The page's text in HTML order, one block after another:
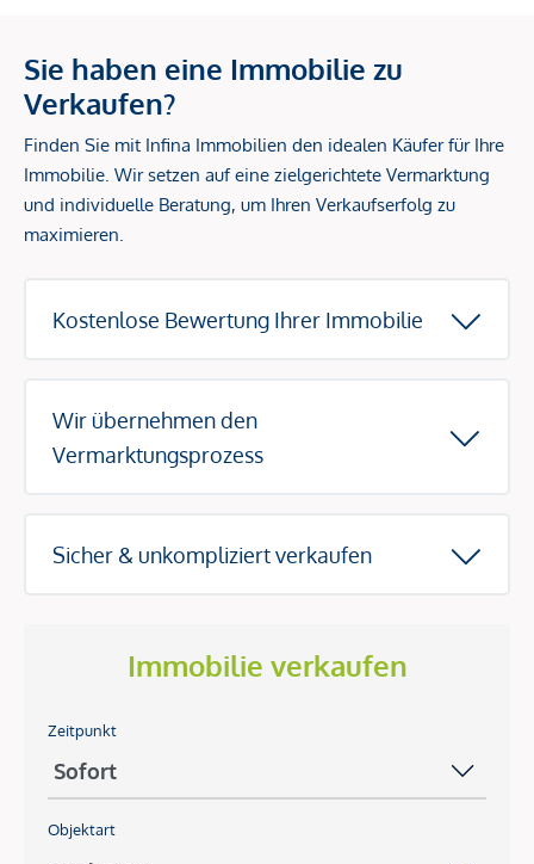
Sie haben eine Immobilie zu
Verkaufen?
Finden Sie mit Infina Immobilien den idealen Käufer für Ihre
Immobilie. Wir setzen auf eine zielgerichtete Vermarktung
und individuelle Beratung, um Ihren Verkaufserfolg zu
maximieren.
Kostenlose Bewertung Ihrer Immobilie
Wir übernehmen den
Vermarktungsprozess
Sicher & unkompliziert verkaufen
Immobilie verkaufen
Zeitpunkt
Objektart